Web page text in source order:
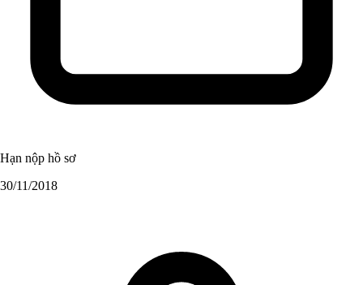
Hạn nộp hồ sơ
30/11/2018